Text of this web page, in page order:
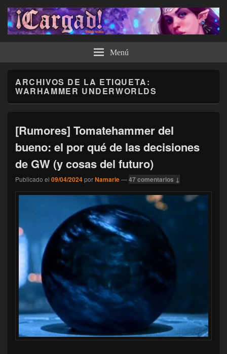
¡Cargad! Menú
ARCHIVOS DE LA ETIQUETA:
WARHAMMER UNDERWORLDS
[Rumores] Tomatehammer del
bueno: el por qué de las decisiones
de GW (y cosas del futuro)
Publicado el 09/04/2024porNamarie—47 comentarios ↓